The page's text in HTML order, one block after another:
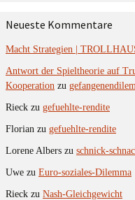
Neueste Kommentare
Macht Strategien |
Antwort der Spieltheorie auf
Kooperation zu
Rieck zu gefuehlte-rendite
Florian zu gefuehlte-rendite
Lorene Albers zu schnick-
Uwe zu Euro-soziales-Dilemma
Rieck zu Nash-Gleichgewicht